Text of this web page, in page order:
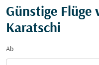
Günstige Flüge
Karatschi
Ab